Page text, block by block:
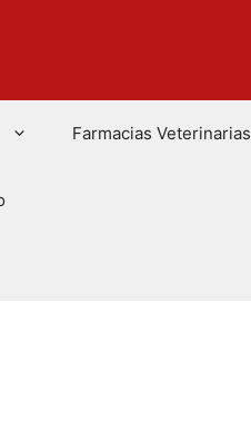
Farmacias Veterinarias